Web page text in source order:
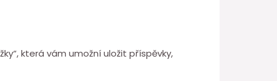
která vám umožní uložit příspěvky,